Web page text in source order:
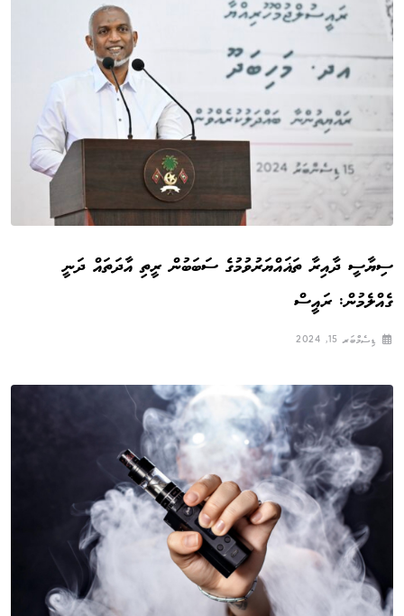
ސިޔާސީ ދާއިރާ ތަޣައްޔަރުވުމުގެ ސަބަބުން ރީތި އާދަތައް ދަނީ
ގެއްލެމުން: ރައީސް
ޑިސެމްބަރ 15, 2024